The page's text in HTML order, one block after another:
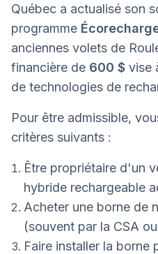
Québec a actualisé son
programme
anciennes volets de
financière de 600 $ vise
de technologies de
Pour être admissible,
critères suivants :
Être propriétaire d'un
hybride rechargeable
Acheter une borne de
(souvent par la CSA
Faire installer la borne